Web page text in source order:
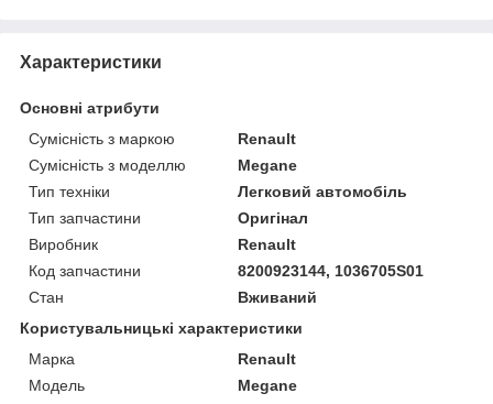
Характеристики
Основні атрибути
Сумісність з маркою
Renault
Сумісність з моделлю
Megane
Тип техніки
Легковий автомобіль
Тип запчастини
Оригінал
Виробник
Renault
Код запчастини
8200923144, 1036705S01
Стан
Вживаний
Користувальницькі характеристики
Марка
Renault
Модель
Megane